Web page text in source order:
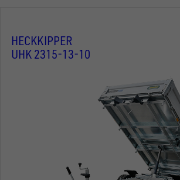
HECKKIPPER
UHK 2315-13-10